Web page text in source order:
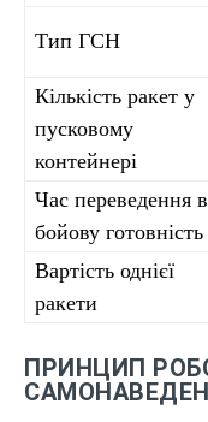
Тип ГСН
Кількість ракет у
пусковому
контейнері
Час переведення в
бойову готовність
Вартість однієї
ракети
ПРИНЦИП